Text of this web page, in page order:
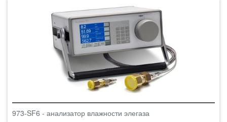
973-SF6 - анализатор влажности элегаза